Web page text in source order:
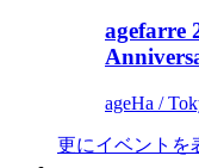
agefarre
ageHa /
更にイベントを